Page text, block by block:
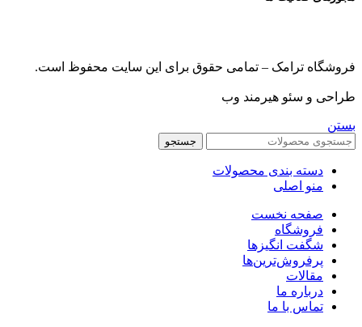
فروشگاه ترامک – تمامی حقوق برای این سایت محفوظ است.
طراحی و سئو هیرمند وب
بستن
جستجو
دسته بندی محصولات
منو اصلی
صفحه نخست
فروشگاه
شگفت انگیزها
پرفروش‌ترین‌ها
مقالات
درباره ما
تماس با ما